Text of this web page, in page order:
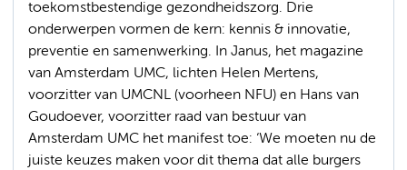
toekomstbestendige gezondheidszorg. Drie
onderwerpen vormen de kern: kennis & innovatie,
preventie en samenwerking. In Janus, het magazine
van Amsterdam UMC, lichten Helen Mertens,
voorzitter van UMCNL (voorheen NFU) en Hans van
Goudoever, voorzitter raad van bestuur van
Amsterdam UMC het manifest toe: ‘We moeten nu de
juiste keuzes maken voor dit thema dat alle burgers